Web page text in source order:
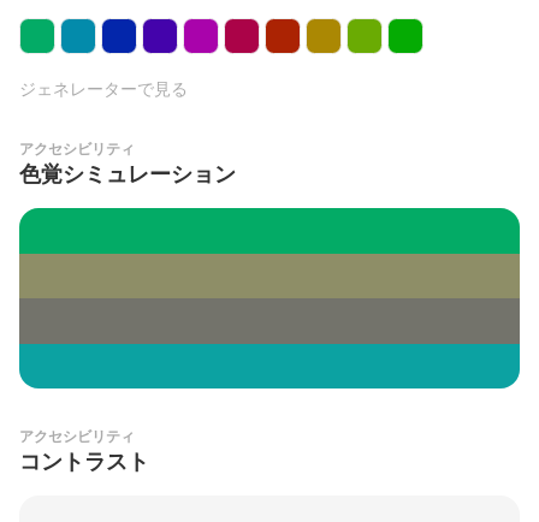
ジェネレーターで見る
アクセシビリティ
色覚シミュレーション
アクセシビリティ
コントラスト